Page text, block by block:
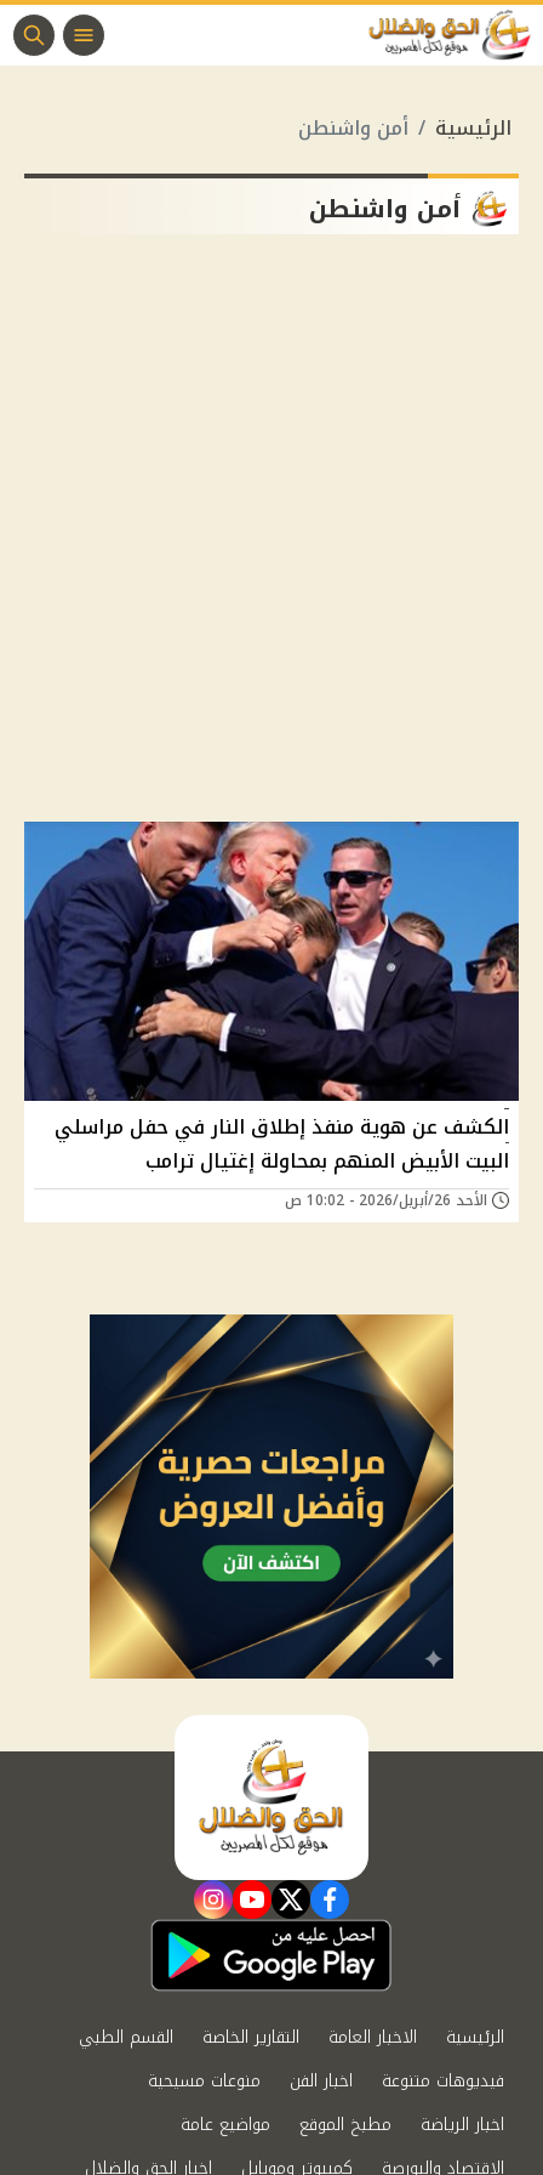
الرئيسية أمن واشنطن
أمن واشنطن
الكشف عن هوية منفذ إطلاق النار في حفل مراسلي
البيت الأبيض المنهم بمحاولة إغتيال ترامب
الأحد 26/أبريل/2026 - 10:02 ص
facebook
twitter
youtube
instagram
الرئيسية الاخبار العامة التقارير الخاصة
القسم الطبي
فيديوهات متنوعة
اخبار الفن
منوعات مسيحية
اخبار الرياضة
مطبخ الموقع
مواضيع عامة
الاقتصاد والبورصة
كمبيوتر وموبايل اخبار الحق والضلال